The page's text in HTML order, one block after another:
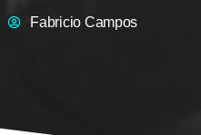
Fabricio Campos